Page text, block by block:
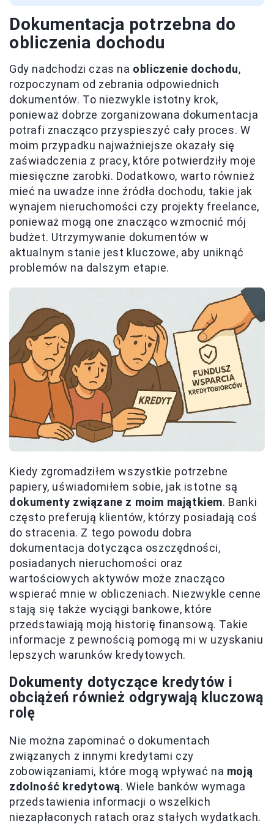
Dokumentacja potrzebna do
obliczenia dochodu
Gdy nadchodzi czas na obliczenie dochodu,
rozpoczynam od zebrania odpowiednich
dokumentów. To niezwykle istotny krok,
ponieważ dobrze zorganizowana dokumentacja
potrafi znacząco przyspieszyć cały proces. W
moim przypadku najważniejsze okazały się
zaświadczenia z pracy, które potwierdziły moje
miesięczne zarobki. Dodatkowo, warto również
mieć na uwadze inne źródła dochodu, takie jak
wynajem nieruchomości czy projekty freelance,
ponieważ mogą one znacząco wzmocnić mój
budżet. Utrzymywanie dokumentów w
aktualnym stanie jest kluczowe, aby uniknąć
problemów na dalszym etapie.
Kiedy zgromadziłem wszystkie potrzebne
papiery, uświadomiłem sobie, jak istotne są
dokumenty związane z moim majątkiem. Banki
często preferują klientów, którzy posiadają coś
do stracenia. Z tego powodu dobra
dokumentacja dotycząca oszczędności,
posiadanych nieruchomości oraz
wartościowych aktywów może znacząco
wspierać mnie w obliczeniach. Niezwykle cenne
stają się także wyciągi bankowe, które
przedstawiają moją historię finansową. Takie
informacje z pewnością pomogą mi w uzyskaniu
lepszych warunków kredytowych.
Dokumenty dotyczące kredytów i
obciążeń również odgrywają kluczową
rolę
Nie można zapominać o dokumentach
związanych z innymi kredytami czy
zobowiązaniami, które mogą wpływać na moją
zdolność kredytową. Wiele banków wymaga
przedstawienia informacji o wszelkich
niezapłaconych ratach oraz stałych wydatkach.